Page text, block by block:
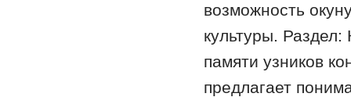
возможность
культуры. Раздел:
памяти узников
предлагает